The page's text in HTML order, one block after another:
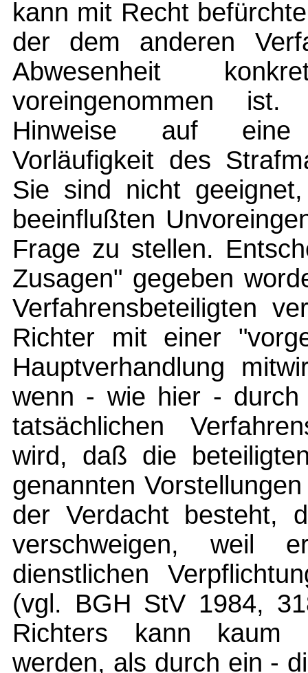
kann mit Recht
der dem anderen
Abwesenheit
voreingenommen
Hinweise auf eine
Vorläufigkeit des
Sie sind nicht
beeinflußten
Frage zu stellen.
Zusagen" gegeben
Verfahrensbeteiligten
Richter mit einer
Hauptverhandlung
wenn - wie hier - durch
tatsächlichen
wird, daß die
genannten
der Verdacht besteht,
verschweigen, weil
dienstlichen
(vgl. BGH StV 1984,
Richters kann kaum
werden, als durch ein -